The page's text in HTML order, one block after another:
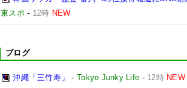
東スポ- 12時 NEW
ブログ
沖縄「三竹寿」 - Tokyo Junky Life - 12時 NEW